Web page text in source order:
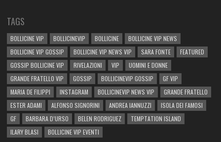
TAGS
BOLLICINE VIP BOLLICINEVIP BOLLICINE
BOLLICINE VIP NEWS
BOLLICINE VIP GOSSIP
BOLLICINE VIP NEWS VIP SARA FONTE
FEATURED
GOSSIP BOLLICINE VIP
RIVELAZIONI VIP
UOMINI E DONNE
GRANDE FRATELLO VIP
GOSSIP BOLLICINEVIP GOSSIP
GF VIP
MARIA DE FILIPPI
INSTAGRAM BOLLICINEVIP NEWS VIP
GRANDE FRATELLO
ESTER ADAMI
ALFONSO SIGNORINI ANDREA IANNUZZI
ISOLA DEI FAMOSI
GF
BARBARA D’URSO BELEN RODRIGUEZ
TEMPTATION ISLAND
ILARY BLASI
BOLLICINE VIP EVENTI